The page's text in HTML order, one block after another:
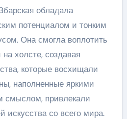
обладала
потенциалом и тонким
Она смогла воплотить
холсте, создавая
которые восхищали
наполненные яркими
смыслом, привлекали
искусства со всего мира.